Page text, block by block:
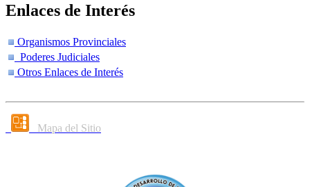
Enlaces de Interés
Organismos Provinciales
Poderes Judiciales
Otros Enlaces de Interés
Mapa del Sitio